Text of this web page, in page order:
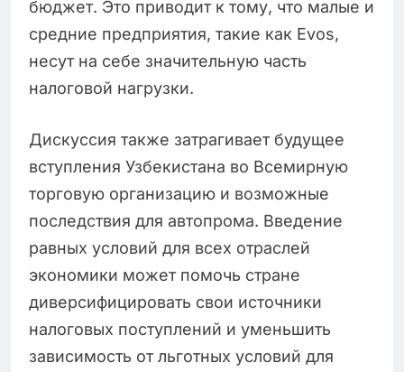
бюджет. Это приводит к тому, что малые и
средние предприятия, такие как Evos,
несут на себе значительную часть
налоговой нагрузки.
Дискуссия также затрагивает будущее
вступления Узбекистана во Всемирную
торговую организацию и возможные
последствия для автопрома. Введение
равных условий для всех отраслей
экономики может помочь стране
диверсифицировать свои источники
налоговых поступлений и уменьшить
зависимость от льготных условий для